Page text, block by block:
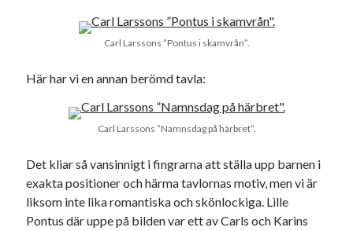
minnen mode museum
reklam resa sekrutt skola
språk språkpolis
Stockholm svenska tips tåg
USA
Carl Larssons ”Pontus i skamvrån”.
Här har vi en annan berömd tavla:
Carl Larssons ”Namnsdag på härbret”.
Det kliar så vansinnigt i fingrarna att ställa upp barnen i
exakta positioner och härma tavlornas motiv, men vi är
liksom inte lika romantiska och skönlockiga. Lille
Pontus där uppe på bilden var ett av Carls och Karins